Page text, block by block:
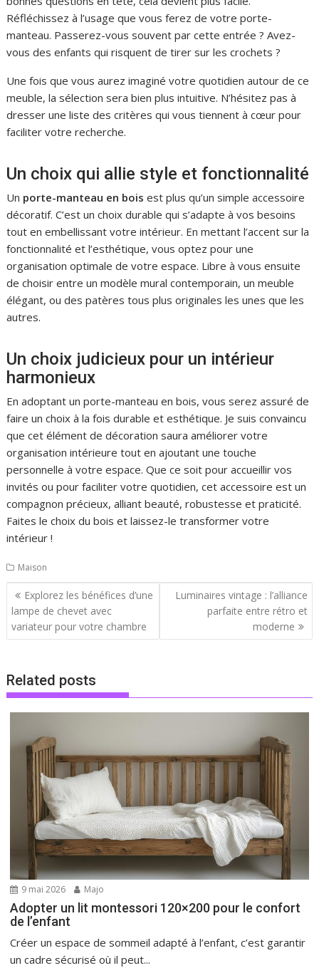
Réfléchissez à l’usage que vous ferez de votre porte-
manteau. Passerez-vous souvent par cette entrée ? Avez-
vous des enfants qui risquent de tirer sur les crochets ?
Une fois que vous aurez imaginé votre quotidien autour de ce
meuble, la sélection sera bien plus intuitive. N’hésitez pas à
dresser une liste des critères qui vous tiennent à cœur pour
faciliter votre recherche.
Un choix qui allie style et fonctionnalité
Un porte-manteau en bois est plus qu’un simple accessoire
décoratif. C’est un choix durable qui s’adapte à vos besoins
tout en embellissant votre intérieur. En mettant l’accent sur la
fonctionnalité et l’esthétique, vous optez pour une
organisation optimale de votre espace. Libre à vous ensuite
de choisir entre un modèle mural contemporain, un meuble
élégant, ou des patères tous plus originales les unes que les
autres.
Un choix judicieux pour un intérieur
harmonieux
En adoptant un porte-manteau en bois, vous serez assuré de
faire un choix à la fois durable et esthétique. Je suis convaincu
que cet élément de décoration saura améliorer votre
organisation intérieure tout en ajoutant une touche
personnelle à votre espace. Que ce soit pour accueillir vos
invités ou pour faciliter votre quotidien, cet accessoire est un
compagnon précieux, alliant beauté, robustesse et praticité.
Faites le choix du bois et laissez-le transformer votre
intérieur !
Maison
Navigation
de
l’article
Explorez les bénéfices d’une
lampe de chevet avec
variateur pour votre chambre
Luminaires vintage : l’alliance
parfaite entre rétro et
moderne
Related posts
9 mai 2026 Majo
Adopter un lit montessori 120×200 pour le confort
de l’enfant
Créer un espace de sommeil adapté à l’enfant, c’est garantir
un cadre sécurisé où il peut...